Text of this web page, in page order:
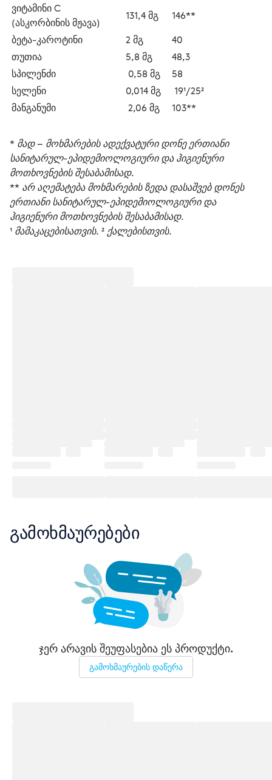
ვიტამინი С
(ასკორბინის მჟავა)
131,4 მგ
146**
ბეტა-კაროტინი
2 მგ
40
თუთია
5,8 მგ
48,3
სპილენძი
0,58 მგ
58
სელენი
0,014 მგ
19¹/25²
მანგანუმი
2,06 მგ 103**
* მად – მოხმარების ადექვატური დონე ერთიანი
სანიტარულ-ეპიდემიოლოგიური და ჰიგიენური
მოთხოვნების შესაბამისად.
** არ აღემატება მოხმარების ზედა დასაშვებ დონეს
ერთიანი სანიტარულ-ეპიდემიოლოგიური და
ჰიგიენური მოთხოვნების შესაბამისად.
¹ მამაკაცებისათვის. ² ქალებისთვის.
გამოხმაურებები
ჯერ არავის შეუფასებია ეს პროდუქტი.
გამოხმაურების დაწერა